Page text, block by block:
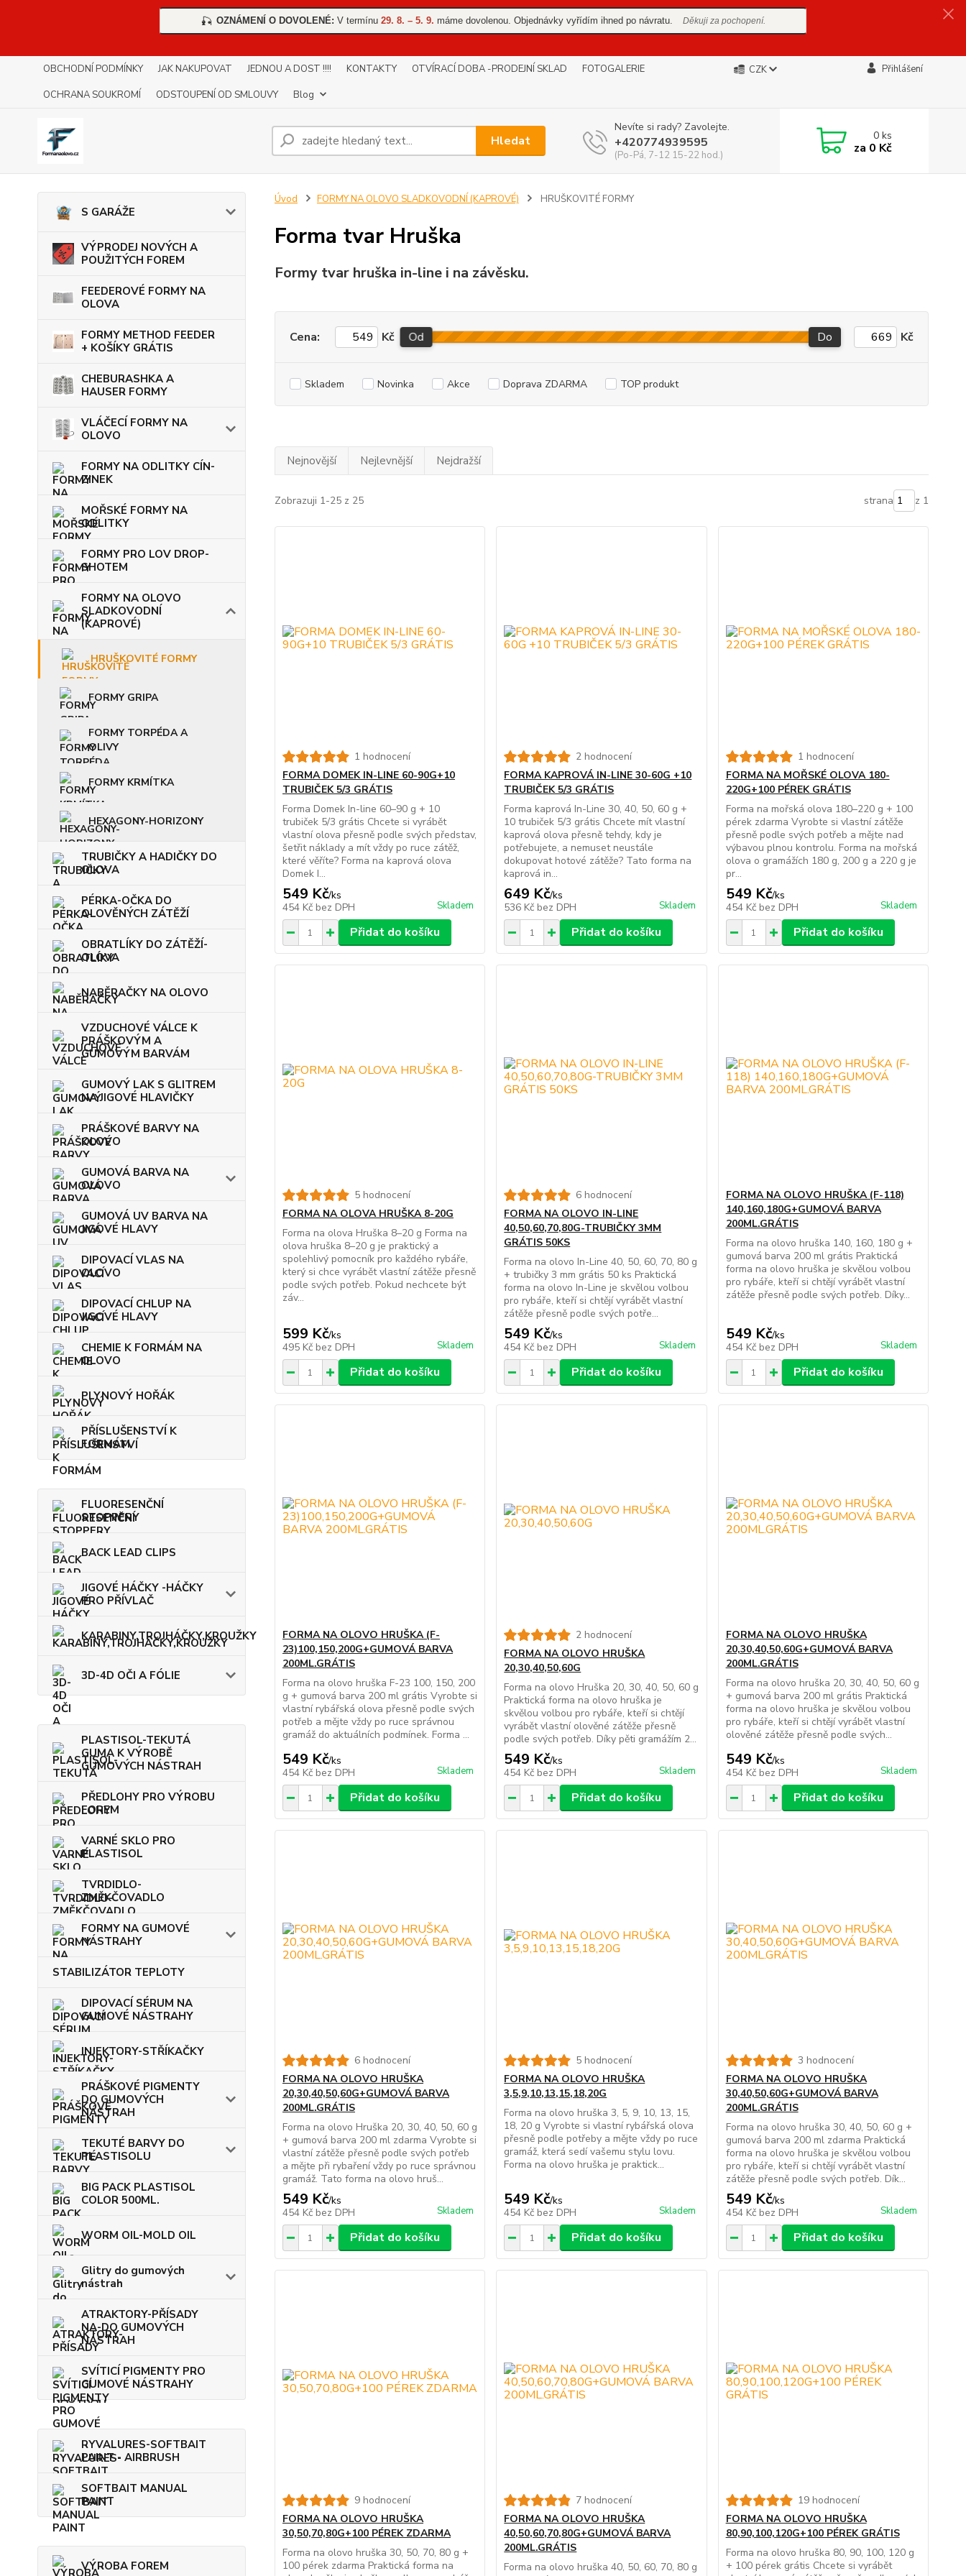
🎣 OZNÁMENÍ O DOVOLENÉ: V termínu 29. 8. – 5. 9. máme dovolenou. Objednávky vyřídím ihned po návratu. Děkuji za pochopení.
OBCHODNÍ PODMÍNKY JAK NAKUPOVAT JEDNOU A DOST !!!! KONTAKTY OTVÍRACÍ DOBA -PRODEJNÍ SKLAD
FOTOGALERIE
OCHRANA SOUKROMÍ
ODSTOUPENÍ OD SMLOUVY Blog
CZK Přihlášení
Hledat
Nevíte si rady? Zavolejte.
+420774939595
(Po-Pá, 7-12 15-22 hod.)
0ks
za 0 Kč
S GARÁŽE
VÝPRODEJ NOVÝCH A
POUŽITÝCH FOREM
FEEDEROVÉ FORMY NA
OLOVA
FORMY METHOD FEEDER
+ KOŠÍKY GRÁTIS
CHEBURASHKA A
HAUSER FORMY
VLÁČECÍ FORMY NA
OLOVO
FORMY NA ODLITKY CÍN-
ZINEK
MOŘSKÉ FORMY NA
ODLITKY
FORMY PRO LOV DROP-
SHOTEM
FORMY NA OLOVO
SLADKOVODNÍ
(KAPROVÉ)
HRUŠKOVITÉ FORMY
FORMY GRIPA
FORMY TORPÉDA A
OLIVY
FORMY KRMÍTKA
HEXAGONY-HORIZONY
TRUBIČKY A HADIČKY DO
OLOVA
PÉRKA-OČKA DO
OLOVĚNÝCH ZÁTĚŽÍ
OBRATLÍKY DO ZÁTĚŽÍ-
OLOVA
NABĚRAČKY NA OLOVO
VZDUCHOVÉ VÁLCE K
PRÁŠKOVÝM A
GUMOVÝM BARVÁM
GUMOVÝ LAK S GLITREM
NA JIGOVÉ HLAVIČKY
PRÁŠKOVÉ BARVY NA
OLOVO
GUMOVÁ BARVA NA
OLOVO
GUMOVÁ UV BARVA NA
JIGOVÉ HLAVY
DIPOVACÍ VLAS NA
OLOVO
DIPOVACÍ CHLUP NA
JIGOVÉ HLAVY
CHEMIE K FORMÁM NA
OLOVO
PLYNOVÝ HOŘÁK
PŘÍSLUŠENSTVÍ K
FORMÁM
FLUORESENČNÍ
STOPPERY
BACK LEAD CLIPS
JIGOVÉ HÁČKY -HÁČKY
PRO PŘÍVLAČ
KARABINY,TROJHÁČKY,KROUŽKY
3D-4D OČI A FÓLIE
PLASTISOL-TEKUTÁ
GUMA K VÝROBĚ
GUMOVÝCH NÁSTRAH
PŘEDLOHY PRO VÝROBU
FOREM
VARNÉ SKLO PRO
PLASTISOL
TVRDIDLO-
ZMĚKČOVADLO
FORMY NA GUMOVÉ
NÁSTRAHY
STABILIZÁTOR TEPLOTY
DIPOVACÍ SÉRUM NA
GUMOVÉ NÁSTRAHY
INJEKTORY-STŘÍKAČKY
PRÁŠKOVÉ PIGMENTY
DO GUMOVÝCH
NÁSTRAH
TEKUTÉ BARVY DO
PLASTISOLU
BIG PACK PLASTISOL
COLOR 500ML.
WORM OIL-MOLD OIL
Glitry do gumových
nástrah
ATRAKTORY-PŘÍSADY
NA-DO GUMOVÝCH
NÁSTRAH
SVÍTICÍ PIGMENTY PRO
GUMOVÉ NÁSTRAHY
RYVALURES-SOFTBAIT
PAINT - AIRBRUSH
SOFTBAIT MANUAL
PAINT
VÝROBA FOREM
Úvod FORMY NA OLOVO SLADKOVODNÍ (KAPROVÉ) HRUŠKOVITÉ FORMY
Forma tvar Hruška
Formy tvar hruška in-line i na závěsku.
Cena: Kč Od Do Kč
Skladem Novinka Akce Doprava ZDARMA TOP produkt
Nejnovější Nejlevnější Nejdražší
Zobrazuji 1-25 z 25 strana z 1
1 hodnocení
FORMA DOMEK IN-LINE 60-90G+10
TRUBIČEK 5/3 GRÁTIS
Forma Domek In-line 60–90 g + 10
trubiček 5/3 grátis Chcete si vyrábět
vlastní olova přesně podle svých představ,
šetřit náklady a mít vždy po ruce zátěž,
které věříte? Forma na kaprová olova
Domek I...
549 Kč/ks
454 Kč bez DPH Skladem
Přidat do košíku
2 hodnocení
FORMA KAPROVÁ IN-LINE 30-60G +10
TRUBIČEK 5/3 GRÁTIS
Forma kaprová In-Line 30, 40, 50, 60 g +
10 trubiček 5/3 grátis Chcete mít vlastní
kaprová olova přesně tehdy, kdy je
potřebujete, a nemuset neustále
dokupovat hotové zátěže? Tato forma na
kaprová in...
649 Kč/ks
536 Kč bez DPH Skladem
Přidat do košíku
1 hodnocení
FORMA NA MOŘSKÉ OLOVA 180-
220G+100 PÉREK GRÁTIS
Forma na mořská olova 180–220 g + 100
pérek zdarma Vyrobte si vlastní zátěže
přesně podle svých potřeb a mějte nad
výbavou plnou kontrolu. Forma na mořská
olova o gramážích 180 g, 200 g a 220 g je
pr...
549 Kč/ks
454 Kč bez DPH Skladem
Přidat do košíku
5 hodnocení
FORMA NA OLOVA HRUŠKA 8-20G
Forma na olova Hruška 8–20 g Forma na
olova hruška 8–20 g je praktický a
spolehlivý pomocník pro každého rybáře,
který si chce vyrábět vlastní zátěže přesně
podle svých potřeb. Pokud nechcete být
záv...
599 Kč/ks
495 Kč bez DPH Skladem
Přidat do košíku
6 hodnocení
FORMA NA OLOVO IN-LINE
40,50,60,70,80G-TRUBIČKY 3MM
GRÁTIS 50KS
Forma na olovo In-Line 40, 50, 60, 70, 80 g
+ trubičky 3 mm grátis 50 ks Praktická
forma na olovo In-Line je skvělou volbou
pro rybáře, kteří si chtějí vyrábět vlastní
zátěže přesně podle svých potře...
549 Kč/ks
454 Kč bez DPH Skladem
Přidat do košíku
FORMA NA OLOVO HRUŠKA (F-118)
140,160,180G+GUMOVÁ BARVA
200ML.GRÁTIS
Forma na olovo hruška 140, 160, 180 g +
gumová barva 200 ml grátis Praktická
forma na olovo hruška je skvělou volbou
pro rybáře, kteří si chtějí vyrábět vlastní
zátěže přesně podle svých potřeb. Díky...
549 Kč/ks
454 Kč bez DPH Skladem
Přidat do košíku
FORMA NA OLOVO HRUŠKA (F-
23)100,150,200G+GUMOVÁ BARVA
200ML.GRÁTIS
Forma na olovo hruška F-23 100, 150, 200
g + gumová barva 200 ml grátis Vyrobte si
vlastní rybářská olova přesně podle svých
potřeb a mějte vždy po ruce správnou
gramáž do aktuálních podmínek. Forma ...
549 Kč/ks
454 Kč bez DPH Skladem
Přidat do košíku
2 hodnocení
FORMA NA OLOVO HRUŠKA
20,30,40,50,60G
Forma na olovo Hruška 20, 30, 40, 50, 60 g
Praktická forma na olovo hruška je
skvělou volbou pro rybáře, kteří si chtějí
vyrábět vlastní olověné zátěže přesně
podle svých potřeb. Díky pěti gramážím 2...
549 Kč/ks
454 Kč bez DPH Skladem
Přidat do košíku
FORMA NA OLOVO HRUŠKA
20,30,40,50,60G+GUMOVÁ BARVA
200ML.GRÁTIS
Forma na olovo hruška 20, 30, 40, 50, 60 g
+ gumová barva 200 ml grátis Praktická
forma na olovo hruška je skvělou volbou
pro rybáře, kteří si chtějí vyrábět vlastní
olověné zátěže přesně podle svých...
549 Kč/ks
454 Kč bez DPH Skladem
Přidat do košíku
6 hodnocení
FORMA NA OLOVO HRUŠKA
20,30,40,50,60G+GUMOVÁ BARVA
200ML.GRÁTIS
Forma na olovo Hruška 20, 30, 40, 50, 60 g
+ gumová barva 200 ml zdarma Vyrobte si
vlastní zátěže přesně podle svých potřeb
a mějte při rybaření vždy po ruce správnou
gramáž. Tato forma na olovo hruš...
549 Kč/ks
454 Kč bez DPH Skladem
Přidat do košíku
5 hodnocení
FORMA NA OLOVO HRUŠKA
3,5,9,10,13,15,18,20G
Forma na olovo hruška 3, 5, 9, 10, 13, 15,
18, 20 g Vyrobte si vlastní rybářská olova
přesně podle potřeby a mějte vždy po ruce
gramáž, která sedí vašemu stylu lovu.
Forma na olovo hruška je praktick...
549 Kč/ks
454 Kč bez DPH Skladem
Přidat do košíku
3 hodnocení
FORMA NA OLOVO HRUŠKA
30,40,50,60G+GUMOVÁ BARVA
200ML.GRÁTIS
Forma na olovo hruška 30, 40, 50, 60 g +
gumová barva 200 ml zdarma Praktická
forma na olovo hruška je skvělou volbou
pro rybáře, kteří si chtějí vyrábět vlastní
zátěže přesně podle svých potřeb. Dík...
549 Kč/ks
454 Kč bez DPH Skladem
Přidat do košíku
9 hodnocení
FORMA NA OLOVO HRUŠKA
30,50,70,80G+100 PÉREK ZDARMA
Forma na olovo hruška 30, 50, 70, 80 g +
100 pérek zdarma Praktická forma na
7 hodnocení
FORMA NA OLOVO HRUŠKA
40,50,60,70,80G+GUMOVÁ BARVA
200ML.GRÁTIS
Forma na olovo hruška 40, 50, 60, 70, 80 g
19 hodnocení
FORMA NA OLOVO HRUŠKA
80,90,100,120G+100 PÉREK GRÁTIS
Forma na olovo hruška 80, 90, 100, 120 g
+ 100 pérek grátis Chcete si vyrábět